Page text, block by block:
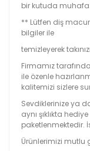
bir kutuda
** Lütfen diş
bilgiler ile
temizleyerek
Firmamız
ile özenle
kalitemizi sizlere
Sevdiklerinize ya
aynı şıklıkta
paketlenmektedir.
Ürünlerimizi mutlu